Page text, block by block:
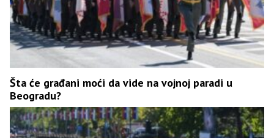
Šta će građani moći da vide na vojnoj paradi u
Beogradu?